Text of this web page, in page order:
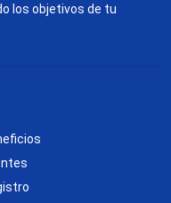
los objetivos de tu